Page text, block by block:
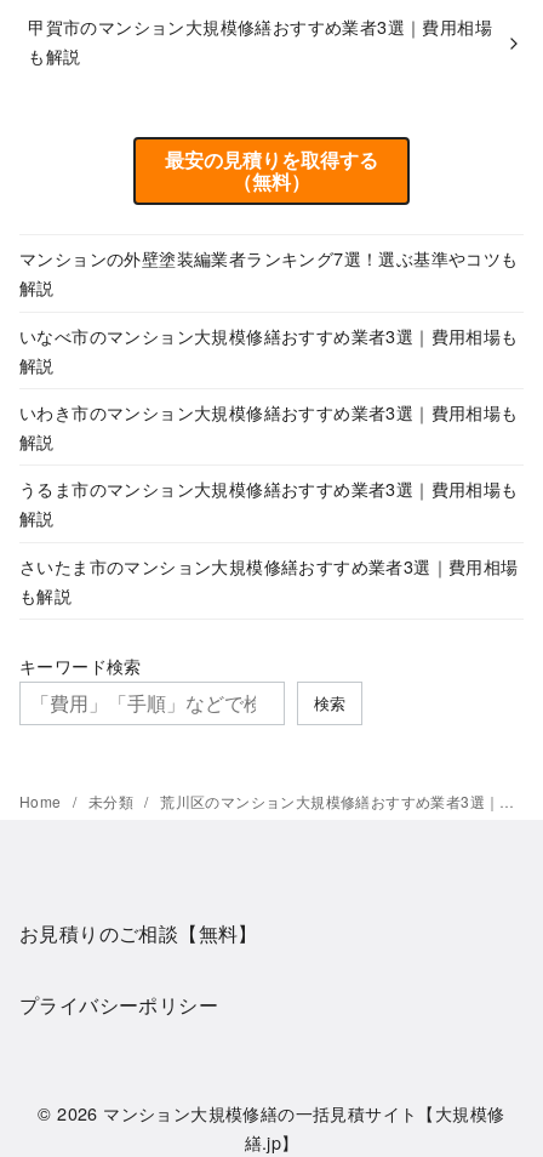
甲賀市のマンション大規模修繕おすすめ業者3選｜費用相場
も解説
最安の見積りを取得する
（無料）
マンションの外壁塗装編業者ランキング7選！選ぶ基準やコツも
解説
いなべ市のマンション大規模修繕おすすめ業者3選｜費用相場も
解説
いわき市のマンション大規模修繕おすすめ業者3選｜費用相場も
解説
うるま市のマンション大規模修繕おすすめ業者3選｜費用相場も
解説
さいたま市のマンション大規模修繕おすすめ業者3選｜費用相場
も解説
キーワード検索
検索
Home 未分類 荒川区のマンション大規模修繕おすすめ業者3選｜費用相場も解説
お見積りのご相談【無料】
プライバシーポリシー
© 2026 マンション大規模修繕の一括見積サイト【大規模修
繕.jp】